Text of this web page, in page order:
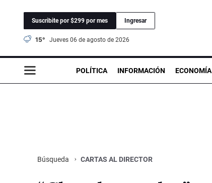
Suscribite por $299 por mes Ingresar
15° jueves 06 de agosto de 2026
POLÍTICA INFORMACIÓN ECONOMÍA
Búsqueda CARTAS AL DIRECTOR